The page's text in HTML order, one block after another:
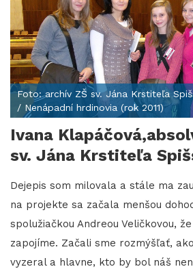
Foto: archív ZŠ sv. Jána Krstiteľa
/ Nenápadní hrdinovia (rok 2011)
Ivana
sv. Jána Krstiteľa
Dejepis som milovala a stále ma
na projekte sa začala menšou
spolužiačkou Andreou Veličkovou,
zapojíme. Začali sme rozmýšľať,
vyzeral a hlavne, kto by bol náš